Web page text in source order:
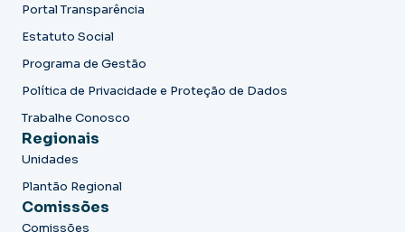
Portal Transparência
Estatuto Social
Programa de Gestão
Política de Privacidade e Proteção de Dados
Trabalhe Conosco
Regionais
Unidades
Plantão Regional
Comissões
Comissões